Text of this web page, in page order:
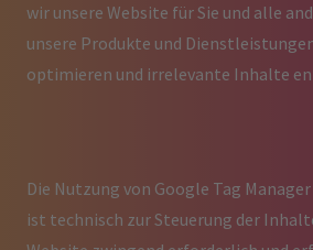
wir unsere Website für Sie und alle
unsere Produkte und
optimieren und irrelevante Inhalte
Die Nutzung von Google Tag
ist technisch zur Steuerung der